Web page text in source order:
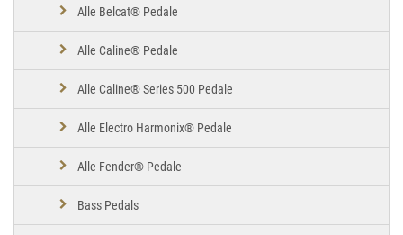
Alle Belcat® Pedale
Alle Caline® Pedale
Alle Caline® Series 500 Pedale
Alle Electro Harmonix® Pedale
Alle Fender® Pedale
Bass Pedals